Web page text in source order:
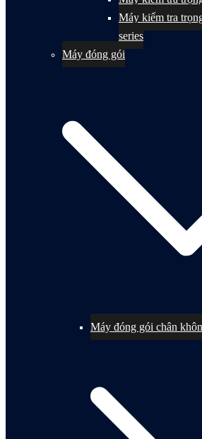
Máy kiểm tra
series
Máy đóng gói
Máy đóng gói chân